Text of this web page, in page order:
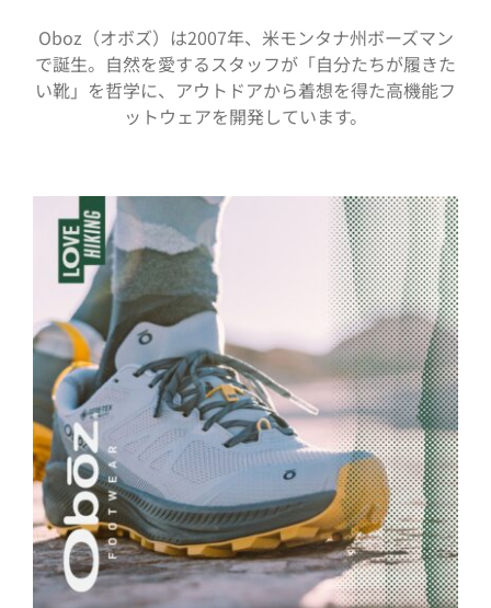
Oboz（オボズ）は2007年、米モンタナ州ボーズマン
で誕生。自然を愛するスタッフが「自分たちが履きた
い靴」を哲学に、アウトドアから着想を得た高機能フ
ットウェアを開発しています。